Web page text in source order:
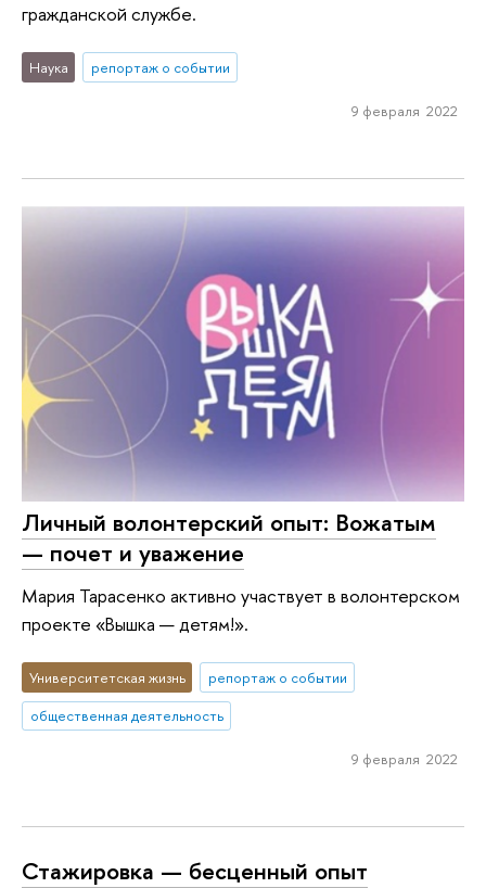
гражданской службе.
Наука репортаж о событии
9 февраля 2022
Личный волонтерский опыт: Вожатым
— почет и уважение
Мария Тарасенко активно участвует в волонтерском
проекте «Вышка — детям!».
Университетская жизнь
репортаж о событии
общественная деятельность
9 февраля 2022
Стажировка — бесценный опыт